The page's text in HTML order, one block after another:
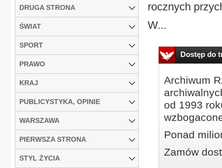
rocznych
W...
Dostęp do
Archiwum
od 1993
Ponad
Zamów
DRUGA STRONA
ŚWIAT
SPORT
PRAWO
KRAJ
PUBLICYSTYKA, OPINIE
WARSZAWA
PIERWSZA STRONA
STYL ŻYCIA